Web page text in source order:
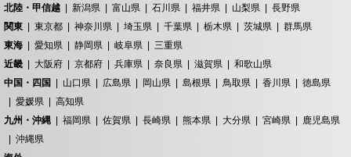
北陸・甲信越
新潟県 富山県 石川県 福井県 山梨県
長野県
関東
東京都 神奈川県 埼玉県 千葉県 栃木県 茨城県
群馬県
東海
愛知県 静岡県 岐阜県
三重県
近畿
大阪府 京都府 兵庫県 奈良県 滋賀県
和歌山県
中国・四国
山口県 広島県 岡山県 島根県 鳥取県 香川県
徳島県
愛媛県
高知県
九州・沖縄
福岡県 佐賀県 長崎県 熊本県 大分県 宮崎県
鹿児島県
沖縄県